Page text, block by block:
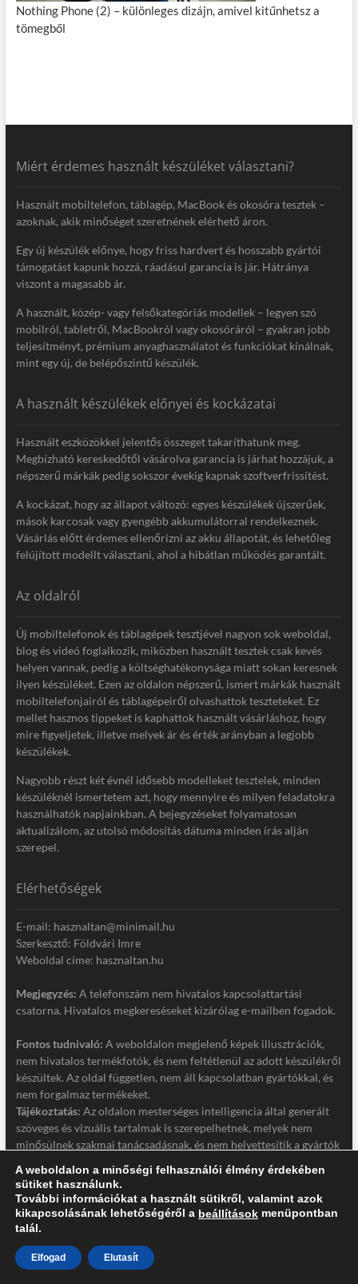
Nothing Phone (2) – különleges dizájn, amivel kitűnhetsz a
tömegből
Miért érdemes használt készüléket választani?
Használt mobiltelefon, táblagép, MacBook és okosóra tesztek –
azoknak, akik minőséget szeretnének elérhető áron.
Egy új készülék előnye, hogy friss hardvert és hosszabb gyártói
támogatást kapunk hozzá, ráadásul garancia is jár. Hátránya
viszont a magasabb ár.
A használt, közép- vagy felsőkategóriás modellek – legyen szó
mobilról, tabletről, MacBookról vagy okosóráról – gyakran jobb
teljesítményt, prémium anyaghasználatot és funkciókat kínálnak,
mint egy új, de belépőszintű készülék.
A használt készülékek előnyei és kockázatai
Használt eszközökkel jelentős összeget takaríthatunk meg.
Megbízható kereskedőtől vásárolva garancia is járhat hozzájuk, a
népszerű márkák pedig sokszor évekig kapnak szoftverfrissítést.
A kockázat, hogy az állapot változó: egyes készülékek újszerűek,
mások karcosak vagy gyengébb akkumulátorral rendelkeznek.
Vásárlás előtt érdemes ellenőrizni az akku állapotát, és lehetőleg
felújított modellt választani, ahol a hibátlan működés garantált.
Az oldalról
Új mobiltelefonok és táblagépek tesztjével nagyon sok weboldal,
blog és videó foglalkozik, miközben használt tesztek csak kevés
helyen vannak, pedig a költséghatékonysága miatt sokan keresnek
ilyen készüléket. Ezen az oldalon népszerű, ismert márkák használt
mobiltelefonjairól és táblagépeiről olvashattok teszteteket. Ez
mellet hasznos tippeket is kaphattok használt vásárláshoz, hogy
mire figyeljetek, illetve melyek ár és érték arányban a legjobb
készülékek.
Nagyobb részt két évnél idősebb modelleket tesztelek, minden
készüléknél ismertetem azt, hogy mennyire és milyen feladatokra
használhatók napjainkban. A bejegyzéseket folyamatosan
aktualizálom, az utolsó módosítás dátuma minden írás alján
szerepel.
Elérhetőségek
E-mail: hasznaltan@minimail.hu
Szerkesztő: Földvári Imre
Weboldal címe: hasznaltan.hu
Megjegyzés: A telefonszám nem hivatalos kapcsolattartási
csatorna. Hivatalos megkereséseket kizárólag e-mailben fogadok.
Fontos tudnivaló: A weboldalon megjelenő képek illusztrációk,
nem hivatalos termékfotók, és nem feltétlenül az adott készülékről
készültek. Az oldal független, nem áll kapcsolatban gyártókkal, és
nem forgalmaz termékeket.
Tájékoztatás: Az oldalon mesterséges intelligencia által generált
szöveges és vizuális tartalmak is szerepelhetnek, melyek nem
minősülnek szakmai tanácsadásnak, és nem helyettesítik a gyártók
Jogi nyilatkozat
Adatkezelési tájékoztató
A weboldalon a minőségi felhasználói élmény érdekében
sütiket használunk.
További információkat a használt sütikről, valamint azok
kikapcsolásának lehetőségéről a beállítások menüpontban
talál.
Elfogad Elutasít